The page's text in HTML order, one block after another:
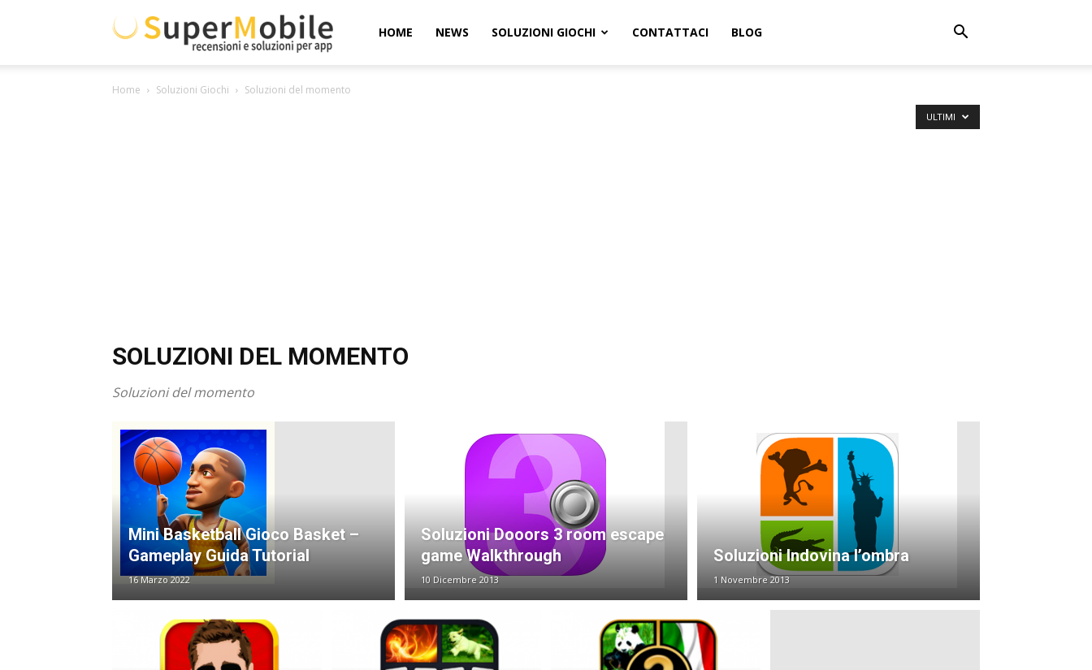
Super
Mobile
HOME NEWS SOLUZIONI GIOCHI CONTATTACI BLOG
Home Soluzioni Giochi Soluzioni del momento
SOLUZIONI DEL MOMENTO
Soluzioni del momento
ULTIMI
Mini Basketball Gioco Basket –
Gameplay Guida Tutorial
16 Marzo 2022
Soluzioni Dooors 3 room escape
game Walkthrough
10 Dicembre 2013
Soluzioni Indovina l’ombra
1 Novembre 2013